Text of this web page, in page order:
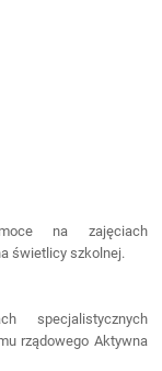
na zajęciach
świetlicy szkolnej.
specjalistycznych
rządowego Aktywna